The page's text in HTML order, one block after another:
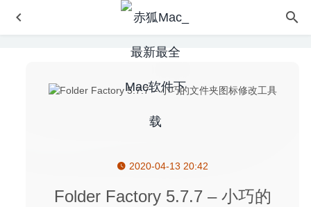
2020-04-13 20:42
Folder Factory 5.7.7 – 小巧的
A-Zippr Pro 1.8 中文版 – 便捷的压缩解压工具
TurboCollage Pro 7.2.1 – 图片相册制作、拼图工具 2020-